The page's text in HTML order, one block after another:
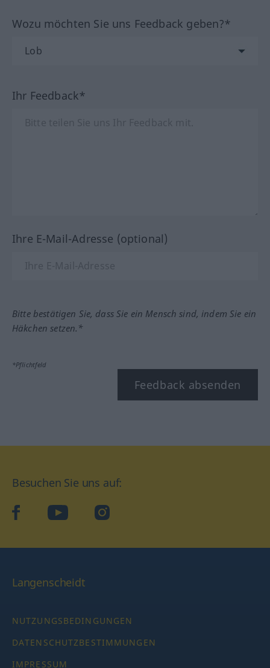
Wozu möchten Sie uns Feedback geben?*
Ihr Feedback*
Ihre E-Mail-Adresse (optional)
Bitte bestätigen Sie, dass Sie ein Mensch sind, indem Sie ein
Häkchen setzen.*
*Pflichtfeld
Feedback absenden
Besuchen Sie uns auf:
facebookYouTube Instagram
Langenscheidt
NUTZUNGSBEDINGUNGEN
DATENSCHUTZBESTIMMUNGEN
IMPRESSUM